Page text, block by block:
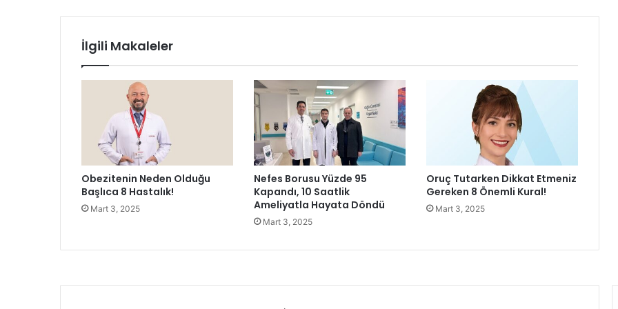
l
c
u
l
e
n
c
i
r
e
Ş
i
d
d
e
K
a
r
ş
i
i
İlgili Makaleler
Obezitenin Neden Olduğu
Başlıca 8 Hastalık!
Mart 3, 2025
Nefes Borusu Yüzde 95
Kapandı, 10 Saatlik
Ameliyatla Hayata Döndü
Mart 3, 2025
Oruç Tutarken Dikkat Etmeniz
Gereken 8 Önemli Kural!
Mart 3, 2025